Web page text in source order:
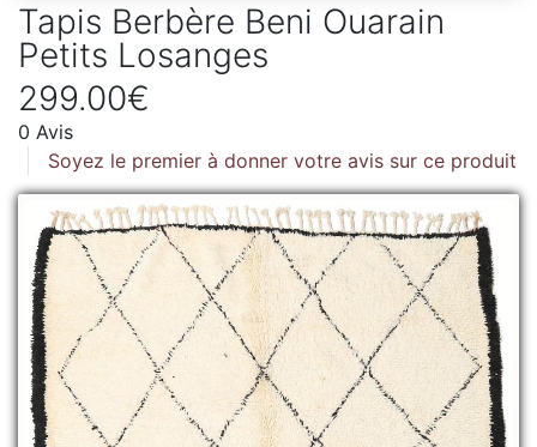
Tapis Berbère Beni Ouarain
Petits Losanges
299.00€
0 Avis
Soyez le premier à donner votre avis sur ce produit